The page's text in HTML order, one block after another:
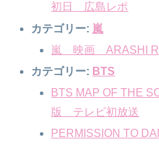
初日 広島レポ
カテゴリー: 嵐
嵐 映画 ARASHI
カテゴリー: BTS
BTS MAP OF THE
版 テレビ初放送
PERMISSION TO